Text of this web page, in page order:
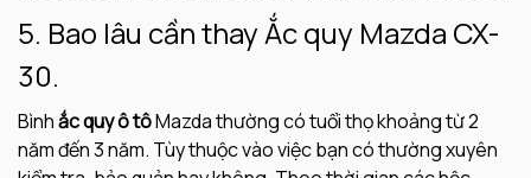
5. Bao lâu cần thay Ắc quy Mazda CX-
30.
Bìnhắc quy ô tôMazda thường có tuổi thọ khoảng từ 2
năm đến 3 năm. Tùy thuộc vào việc bạn có thường xuyên